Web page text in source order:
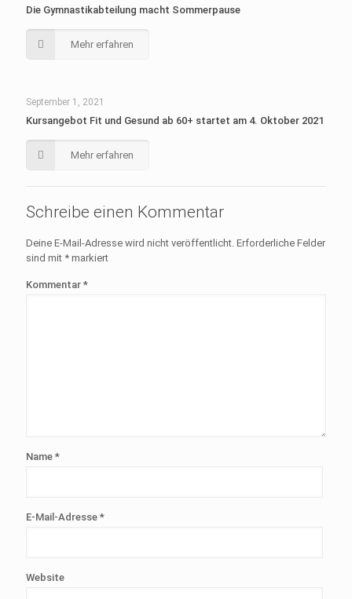
Die Gymnastikabteilung macht Sommerpause
Mehr erfahren
September 1, 2021
Kursangebot Fit und Gesund ab 60+ startet am 4. Oktober 2021
Mehr erfahren
Schreibe einen Kommentar
Deine E-Mail-Adresse wird nicht veröffentlicht. Erforderliche Felder
sind mit * markiert
Kommentar *
Name *
E-Mail-Adresse *
Website